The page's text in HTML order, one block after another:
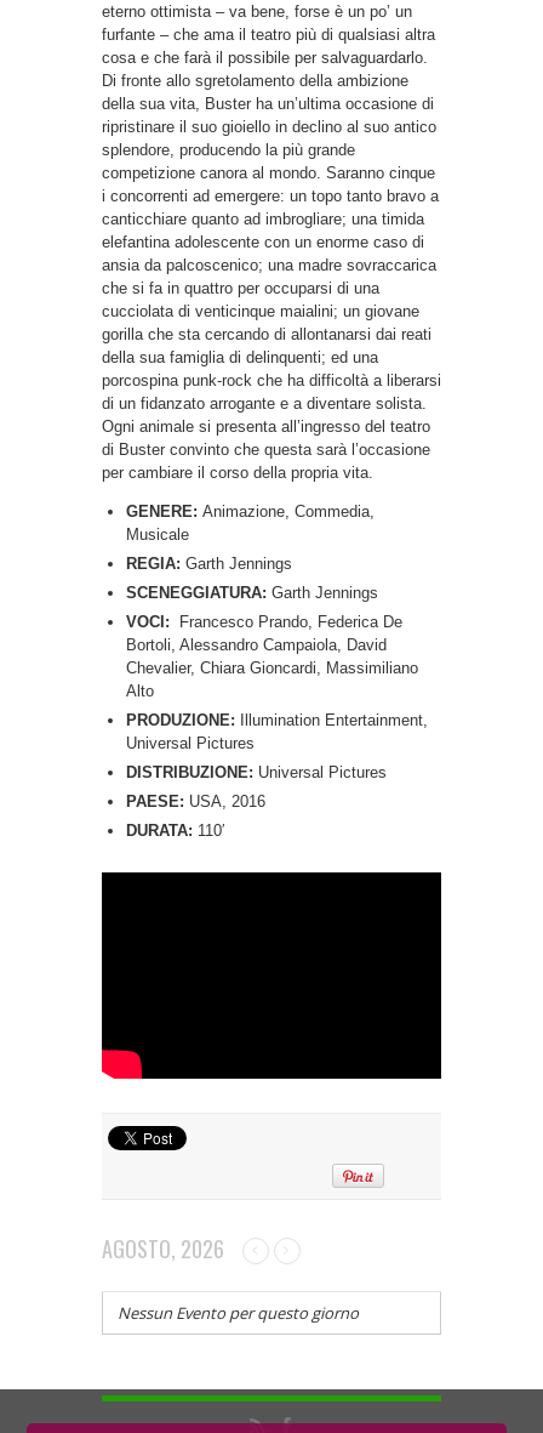
eterno ottimista – va bene, forse è un po’ un
furfante – che ama il teatro più di qualsiasi altra
cosa e che farà il possibile per salvaguardarlo.
Di fronte allo sgretolamento della ambizione
della sua vita, Buster ha un’ultima occasione di
ripristinare il suo gioiello in declino al suo antico
splendore, producendo la più grande
competizione canora al mondo. Saranno cinque
i concorrenti ad emergere: un topo tanto bravo a
canticchiare quanto ad imbrogliare; una timida
elefantina adolescente con un enorme caso di
ansia da palcoscenico; una madre sovraccarica
che si fa in quattro per occuparsi di una
cucciolata di venticinque maialini; un giovane
gorilla che sta cercando di allontanarsi dai reati
della sua famiglia di delinquenti; ed una
porcospina punk-rock che ha difficoltà a liberarsi
di un fidanzato arrogante e a diventare solista.
Ogni animale si presenta all’ingresso del teatro
di Buster convinto che questa sarà l’occasione
per cambiare il corso della propria vita.
GENERE: Animazione, Commedia,
Musicale
REGIA: Garth Jennings
SCENEGGIATURA: Garth Jennings
VOCI:
Francesco Prando, Federica De
Bortoli, Alessandro Campaiola, David
Chevalier, Chiara Gioncardi, Massimiliano
Alto
PRODUZIONE:
Illumination Entertainment,
Universal Pictures
DISTRIBUZIONE: Universal Pictures
PAESE: USA, 2016
DURATA: 110′
AGOSTO, 2026
Nessun Evento per questo giorno